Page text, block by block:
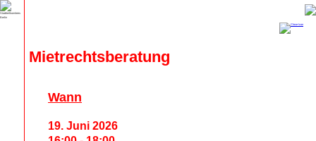
Mietrechtsberatung
Wann
19. Juni 2026